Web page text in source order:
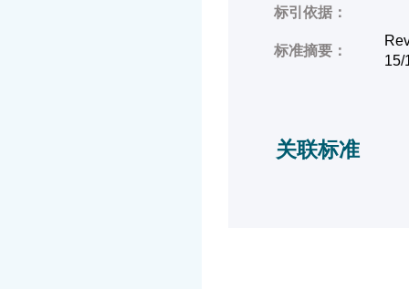
标引依据：
标准摘要：
15/
关联标准